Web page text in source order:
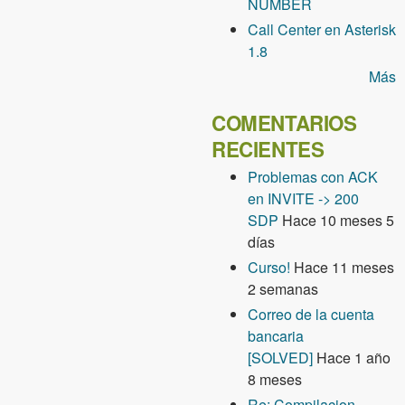
Call Center en Asterisk
1.8
Más
COMENTARIOS
RECIENTES
Problemas con ACK
en INVITE -> 200
SDP Hace 10 meses 5
días
Curso! Hace 11 meses
2 semanas
Correo de la cuenta
bancaria
[SOLVED] Hace 1 año
8 meses